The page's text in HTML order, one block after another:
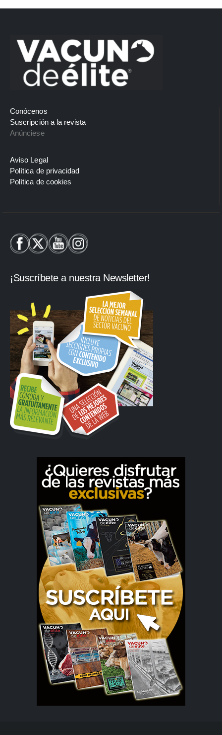
Conócenos
Suscripción a la revista
Anúnciese
Aviso Legal
Política de privacidad
Política de cookies
¡Suscríbete a nuestra Newsletter!